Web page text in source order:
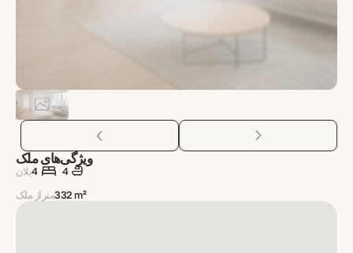
ویژگی‌های ملک
پلان4
4
متراژ ملک332 m²